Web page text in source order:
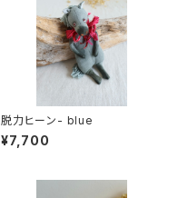
脱力ヒーン- blue
¥7,700